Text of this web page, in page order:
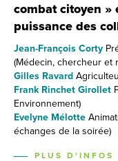
combat citoyen »
puissance des
Jean-François Corty
(Médecin, chercheur et
Gilles Ravard
Frank Rinchet Girollet
Environnement)
Evelyne Mélotte
échanges de la soirée)
PLUS D'INFOS